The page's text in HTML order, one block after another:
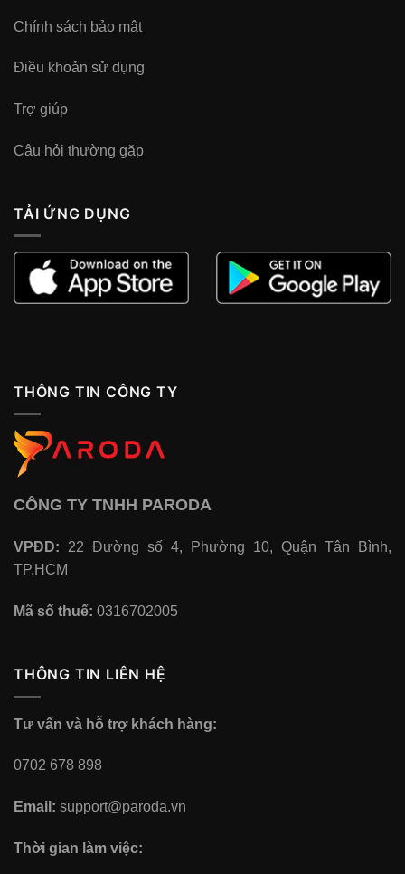
Chính sách bảo mật
Điều khoản sử dụng
Trợ giúp
Câu hỏi thường gặp
TẢI ỨNG DỤNG
THÔNG TIN CÔNG TY
CÔNG TY TNHH PARODA
VPĐD: 22 Đường số 4, Phường 10, Quận Tân Bình,
TP.HCM
Mã số thuế: 0316702005
THÔNG TIN LIÊN HỆ
Tư vấn và hỗ trợ khách hàng:
0702 678 898
Email: support@paroda.vn
Thời gian làm việc: